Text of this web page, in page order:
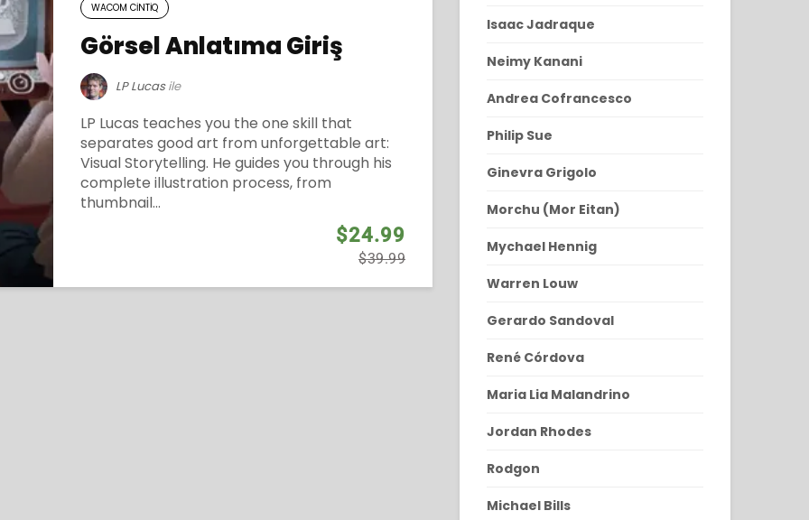
WACOM CINTIQ
Görsel Anlatıma Giriş
LP Lucasile
LP Lucas teaches you the one skill that
separates good art from unforgettable art:
Visual Storytelling. He guides you through his
complete illustration process, from
thumbnail...
$24.99
$39.99
Isaac Jadraque
Neimy Kanani
Andrea Cofrancesco
Philip Sue
Ginevra Grigolo
Morchu (Mor Eitan)
Mychael Hennig
Warren Louw
Gerardo Sandoval
René Córdova
Maria Lia Malandrino
Jordan Rhodes
Rodgon
Michael Bills